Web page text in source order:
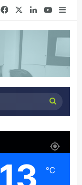
FacebookLinkedIn
YouTube
Buscar
por
℃